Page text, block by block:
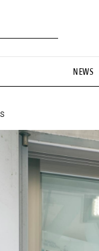
NEWS
#憧れの逸品
#フイナムのYouTube
HANDBOOK